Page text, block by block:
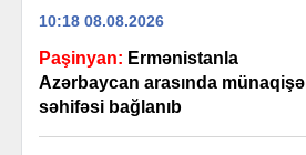
10:18 08.08.2026
Paşinyan: Ermənistanla
Azərbaycan arasında münaqişə
səhifəsi bağlanıb